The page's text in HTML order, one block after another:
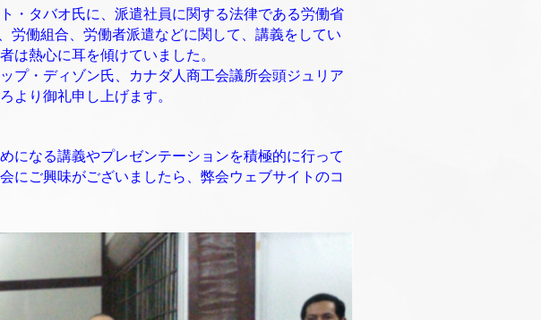
・タバオ氏に、派遣社員に関する法律である労働省
労働組合、労働者派遣などに関して、講義をしてい
は熱心に耳を傾けていました。
プ・ディゾン氏、カナダ人商工会議所会頭ジュリア
より御礼申し上げます。
になる講義やプレゼンテーションを積極的に行って
にご興味がございましたら、弊会ウェブサイトのコ